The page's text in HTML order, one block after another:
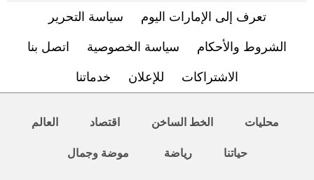
تعرف إلى الإمارات اليوم سياسة التحرير
الشروط والأحكام سياسة الخصوصية اتصل بنا
الاشتراكات للإعلان خدماتنا
محليات الخط الساخن اقتصاد العالم
حياتنا رياضة موضة وجمال